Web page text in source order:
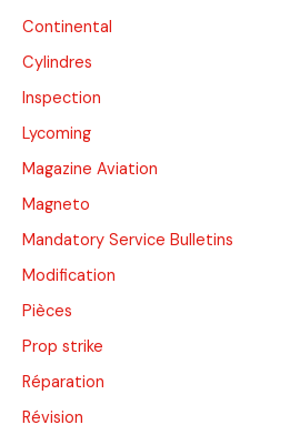
Continental
Cylindres
Inspection
Lycoming
Magazine Aviation
Magneto
Mandatory Service Bulletins
Modification
Pièces
Prop strike
Réparation
Révision